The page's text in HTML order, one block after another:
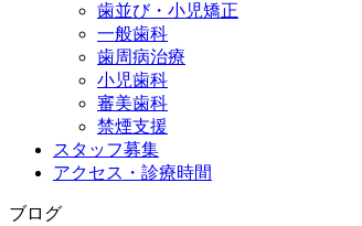
歯並び・小児矯正
一般歯科
歯周病治療
小児歯科
審美歯科
禁煙支援
スタッフ募集
アクセス・診療時間
ブログ